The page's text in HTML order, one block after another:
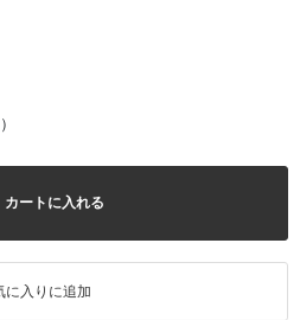
カートに入れる
に入りに追加